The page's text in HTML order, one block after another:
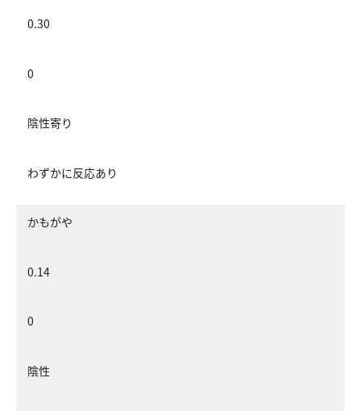
0.30
0
陰性寄り
わずかに反応あり
かもがや
0.14
0
陰性